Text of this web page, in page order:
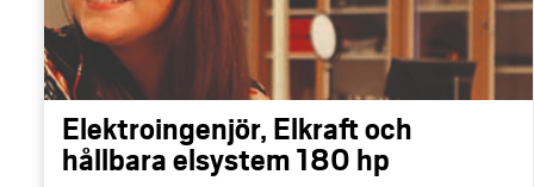
Elektroingenjör, Elkraft och
hållbara elsystem 180 hp